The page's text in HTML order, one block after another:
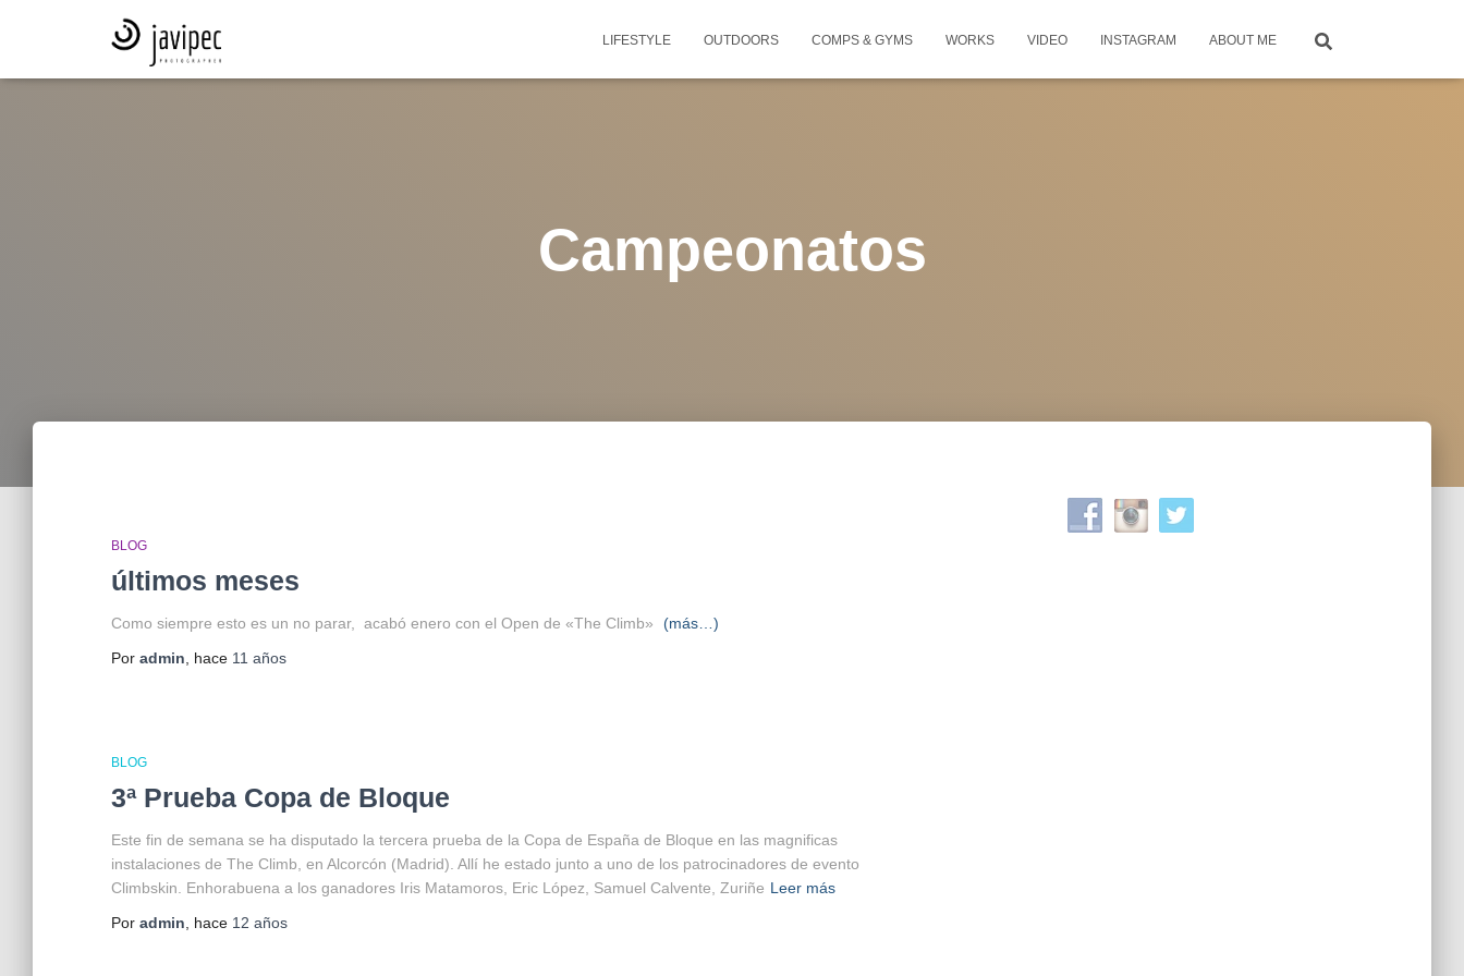
LIFESTYLE OUTDOORS COMPS & GYMS WORKS VIDEO INSTAGRAM ABOUT ME
Campeonatos
BLOG
últimos meses
Como siempre esto es un no parar, acabó enero con el Open de «The Climb»
(más…)
Por admin , hace 11 años
BLOG
3ª Prueba Copa de Bloque
Este fin de semana se ha disputado la tercera prueba de la Copa de España de Bloque en las magnificas
instalaciones de The Climb, en Alcorcón (Madrid). Allí he estado junto a uno de los patrocinadores de evento
Climbskin. Enhorabuena a los ganadores Iris Matamoros, Eric López, Samuel Calvente, Zuriñe Leer más
Por admin , hace 12 años